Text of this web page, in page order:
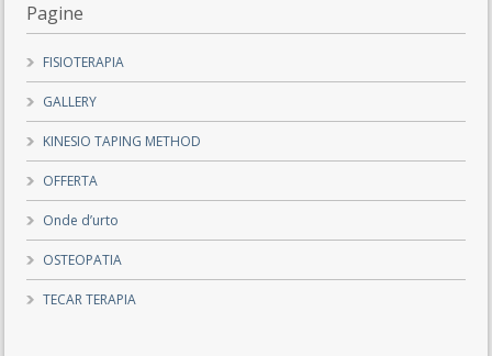
Pagine
FISIOTERAPIA
GALLERY
KINESIO TAPING METHOD
OFFERTA
Onde d’urto
OSTEOPATIA
TECAR TERAPIA